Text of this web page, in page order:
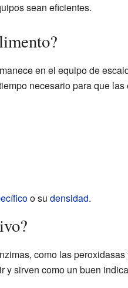
sean eficientes.
en el equipo de
necesario para que
o su densidad.
como las
sirven como un buen